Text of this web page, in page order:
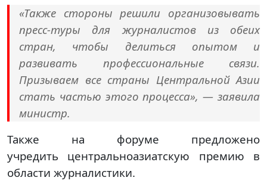
«Также стороны решили организовывать
пресс-туры для журналистов из обеих
стран, чтобы делиться опытом и
развивать профессиональные связи.
Призываем все страны Центральной Азии
стать частью этого процесса», — заявила
министр.
Также на форуме предложено
учредить центральноазиатскую премию в
области журналистики.